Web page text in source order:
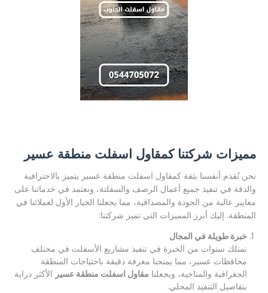
مميزات شركتنا كمقاول اسفلت منطقة عسير
نحن نُقدم أنفسنا بثقة كمقاول اسفلت منطقة عسير يتميز بالاحترافية
والدقة في تنفيذ جميع أعمال الرصف والسفلتة، ونعتمد في خدماتنا على
معايير عالية من الجودة والمصداقية، مما يجعلنا الخيار الأول لعملائنا في
المنطقة. إليك أبرز المميزات التي تميز شركتنا:
خبرة طويلة في المجال
نمتلك سنوات من الخبرة في تنفيذ مشاريع الأسفلت في مختلف
محافظات عسير، مما يمنحنا معرفة دقيقة باحتياجات المنطقة
الجغرافية والمناخية، ويجعلنا مقاول اسفلت منطقة عسير الأكثر دراية
بتفاصيل التنفيذ المحلي.